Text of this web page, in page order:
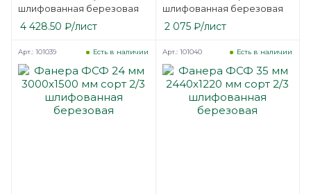
шлифованная березовая
4 428.50 ₽/лист
шлифованная березовая
2 075₽/лист
Есть в наличии
Арт.: 101039 Есть в наличии
Арт.: 101040